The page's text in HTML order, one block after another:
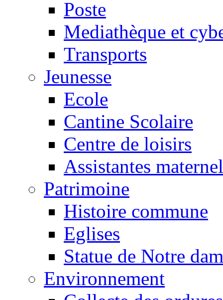
Poste
Mediathèque et
Transports
Jeunesse
Ecole
Cantine Scolaire
Centre de loisirs
Assistantes
Patrimoine
Histoire commune
Eglises
Statue de Notre
Environnement